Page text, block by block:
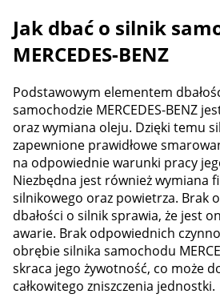
Jak dbać o silnik
MERCEDES-BENZ
Podstawowym elementem
samochodzie MERCEDES-BENZ
oraz wymiana oleju. Dzięki temu
zapewnione prawidłowe
na odpowiednie warunki pracy
Niezbędna jest również wymiana
silnikowego oraz powietrza. Brak
dbałości o silnik sprawia, że jest
awarie. Brak odpowiednich
obrębie silnika samochodu
skraca jego żywotność, co może
całkowitego zniszczenia jednostki.